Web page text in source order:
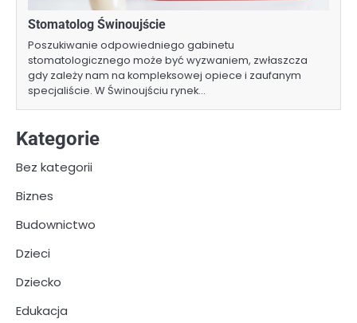
Stomatolog Świnoujście
Poszukiwanie odpowiedniego gabinetu
stomatologicznego może być wyzwaniem, zwłaszcza
gdy zależy nam na kompleksowej opiece i zaufanym
specjaliście. W Świnoujściu rynek…
Kategorie
Bez kategorii
Biznes
Budownictwo
Dzieci
Dziecko
Edukacja